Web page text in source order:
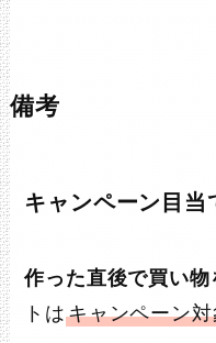
備考
キャンペーン目当
作った直後で買い
トはキャンペーン